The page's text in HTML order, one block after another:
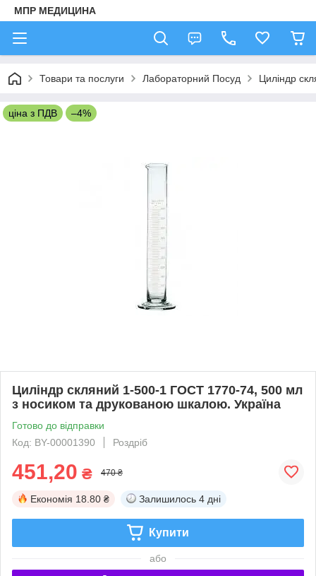
МПР МЕДИЦИНА
Товари та послуги Лабораторний Посуд Циліндр
ціна з ПДВ –4%
Циліндр скляний 1-500-1 ГОСТ 1770-74, 500 мл
з носиком та друкованою шкалою. Україна
Готово до відправки
Код: BY-00001390
Роздріб
451,20 ₴ 470 ₴
Економія 18.80 ₴ Залишилось 4 дні
Купити
або